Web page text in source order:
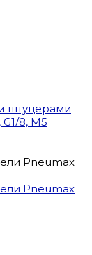
штуцерами
8, М5
Pneumax
Pneumax